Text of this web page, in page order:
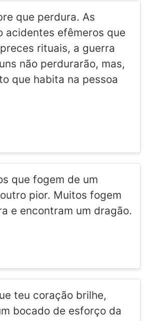
que perdura. As
acidentes efêmeros que
rituais, a guerra
não perdurarão, mas,
que habita na pessoa
que fogem de um
pior. Muitos fogem
e encontram um dragão.
teu coração brilhe,
bocado de esforço da